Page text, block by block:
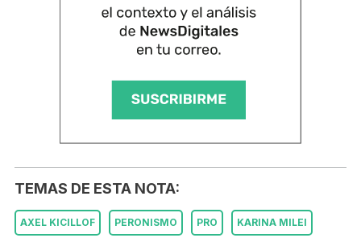
TEMAS DE ESTA NOTA:
AXEL KICILLOF PERONISMO PRO KARINA MILEI